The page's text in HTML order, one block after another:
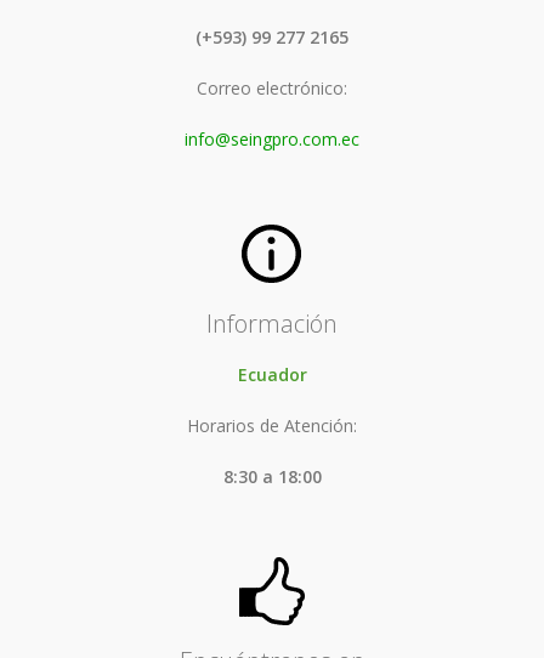
(+593) 99 277 2165
Correo electrónico:
info@seingpro.com.ec
Información
Ecuador
Horarios de Atención:
8:30 a 18:00